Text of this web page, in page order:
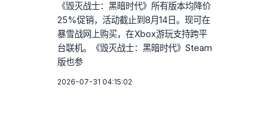
《毁灭战士：黑暗时代》所有版本均降价
25%促销，活动截止到8月14日。现可在
暴雪战网上购买，在Xbox游玩支持跨平
台联机。《毁灭战士：黑暗时代》Steam
版也参
2026-07-31 04:15:02